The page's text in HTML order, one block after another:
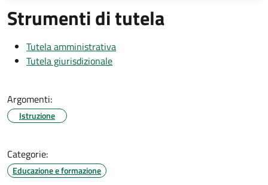
Strumenti di tutela
Tutela amministrativa
Tutela giurisdizionale
Argomenti:
Istruzione
Categorie:
Educazione e formazione